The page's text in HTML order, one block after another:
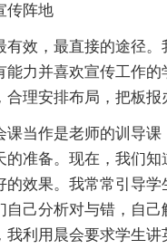
传阵地
有效，最直接的途径。
能力并喜欢宣传工作的
理安排布局，把板报
课当作是老师的训导课
的准备。现在，我们知
的效果。我常常引导学
自己分析对与错，自己
我利用晨会要求学生讲